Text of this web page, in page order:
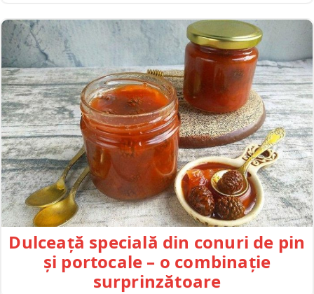
Dulceață specială din conuri de pin
și portocale – o combinație
surprinzătoare